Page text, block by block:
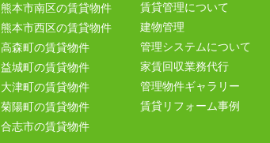
熊本市南区の賃貸物件
熊本市西区の賃貸物件
高森町の賃貸物件
益城町の賃貸物件
大津町の賃貸物件
菊陽町の賃貸物件
合志市の賃貸物件
賃貸管理について
建物管理
管理システムについて
家賃回収業務代行
管理物件ギャラリー
賃貸リフォーム事例